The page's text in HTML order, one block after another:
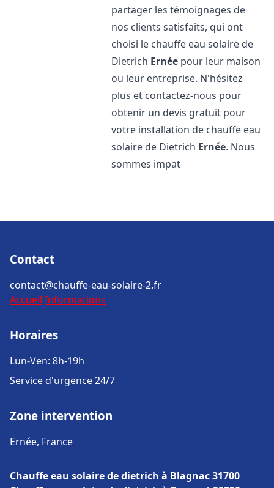
partager les témoignages de
nos clients satisfaits, qui ont
choisi le chauffe eau solaire de
Dietrich Ernée pour leur maison
ou leur entreprise. N'hésitez
plus et contactez-nous pour
obtenir un devis gratuit pour
votre installation de chauffe eau
solaire de Dietrich Ernée. Nous
sommes impat
Contact
contact@chauffe-eau-solaire-2.fr
Accueil Informations
Horaires
Lun-Ven: 8h-19h
Service d'urgence 24/7
Zone intervention
Ernée, France
Chauffe eau solaire de dietrich à Blagnac 31700